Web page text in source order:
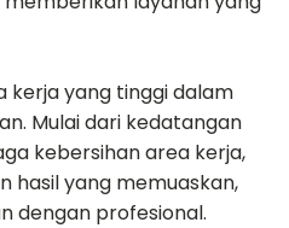
kerja yang tinggi dalam
Mulai dari kedatangan
kebersihan area kerja,
hasil yang memuaskan,
dengan profesional.